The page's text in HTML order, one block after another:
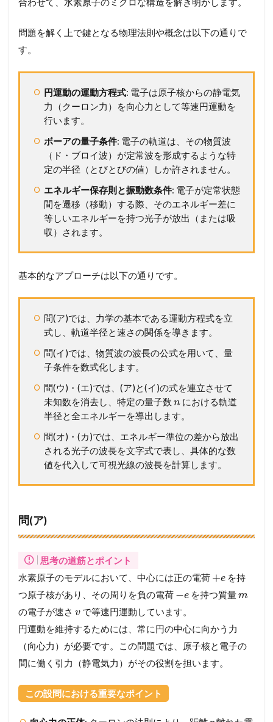
問
来
得
点
力
へ
！
完
全
マ
ス
タ
ー
講
座
2
題
5
原
子
(
1
大
阪
市
)
2.1
【
】
え
方
か
ら
計
算
プ
ロ
セ
ス
で
徹
問題を解く上で鍵となる物理法則や概念は以下の通りで
す。
円運動の運動方程式: 電子は原子核からの静電気
力（クーロン力）を向心力として等速円運動を
行います。
ボーアの量子条件: 電子の軌道は、その物質波
（ド・ブロイ波）が定常波を形成するような特
定の半径（とびとびの値）しか許されません。
エネルギー保存則と振動数条件: 電子が定常状態
間を遷移（移動）する際、そのエネルギー差に
等しいエネルギーを持つ光子が放出（または吸
収）されます。
基本的なアプローチは以下の通りです。
問(ア)では、力学の基本である運動方程式を立
式し、軌道半径と速さの関係を導きます。
問(イ)では、物質波の波長の公式を用いて、量
子条件を数式化します。
問(ウ)・(エ)では、(ア)と(イ)の式を連立させて
未知数を消去し、特定の量子数 nにおける軌道
半径と全エネルギーを導出します。
問(オ)・(カ)では、エネルギー準位の差から放出
される光子の波長を文字式で表し、具体的な数
値を代入して可視光線の波長を計算します。
問(ア)
思考の道筋とポイント
水素原子のモデルにおいて、中心には正の電荷 +e を持
つ原子核があり、その周りを負の電荷 −e を持つ質量m
の電子が速さ v で等速円運動しています。
円運動を維持するためには、常に円の中心に向かう力
（向心力）が必要です。この問題では、原子核と電子の
間に働く引力（静電気力）がその役割を担います。
この設問における重要なポイント